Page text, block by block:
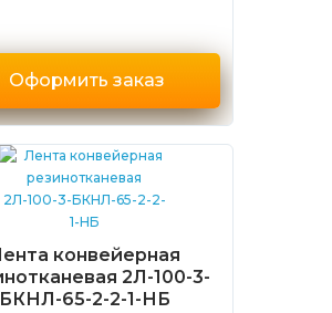
Оформить заказ
конвейерная
2Л-100-3-
БКНЛ-65-2-2-1-НБ